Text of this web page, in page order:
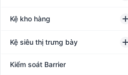
Kệ kho hàng
Kệ siêu thị trưng bày
Kiểm soát Barrier